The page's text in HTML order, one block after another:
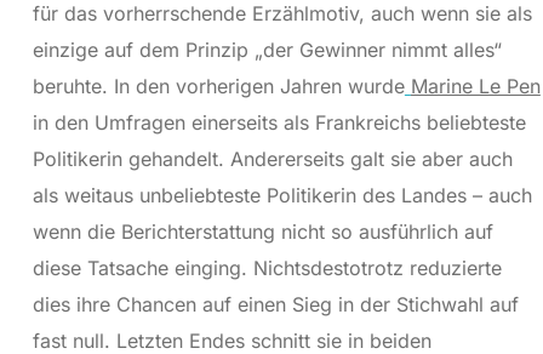
für das vorherrschende Erzählmotiv, auch wenn sie als
einzige auf dem Prinzip „der Gewinner nimmt alles“
beruhte. In den vorherigen Jahren wurde Marine Le Pen
in den Umfragen einerseits als Frankreichs beliebteste
Politikerin gehandelt. Andererseits galt sie aber auch
als weitaus unbeliebteste Politikerin des Landes – auch
wenn die Berichterstattung nicht so ausführlich auf
diese Tatsache einging. Nichtsdestotrotz reduzierte
dies ihre Chancen auf einen Sieg in der Stichwahl auf
fast null. Letzten Endes schnitt sie in beiden